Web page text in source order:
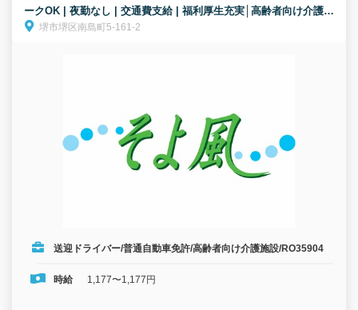
ークOK | 夜勤なし | 交通費支給 | 福利厚生充実│高齢者向け介護施
設/送迎ドライバー/パート募集！お客様の安全な移動をサポート！
堺市堺区南島町5-161-2
送迎ドライバー/普通自動車免許/高齢者向け介護施設/RO35904
時給 1,177〜1,177円